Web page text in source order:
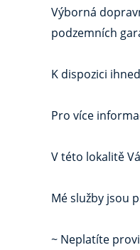
Výborná
podzemních
K dispozici
Pro více
V této lokalitě
Mé služby jsou
~ Neplatíte